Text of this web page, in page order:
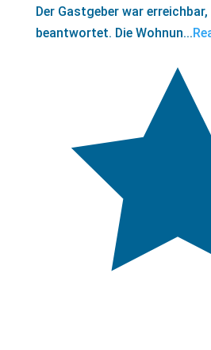
Der Gastgeber war
beantwortet. Die Wohnun...